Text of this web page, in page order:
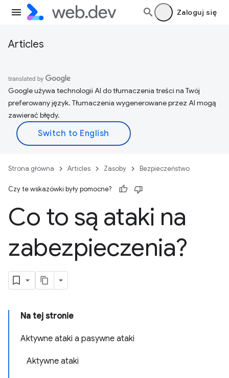
Zaloguj się
Articles
Google używa technologii AI do tłumaczenia treści na Twój
preferowany język. Tłumaczenia wygenerowane przez AI mogą
zawierać błędy.
Strona główna Articles Zasoby Bezpieczeństwo
Czy te wskazówki były pomocne?
Co to są ataki na
zabezpieczenia?
Na tej stronie
Aktywne ataki a pasywne ataki
Aktywne ataki